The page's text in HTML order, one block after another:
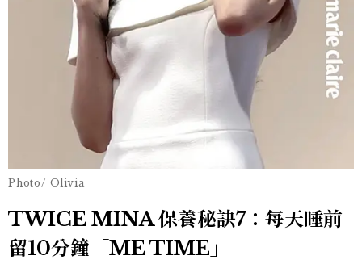
Photo/ Olivia
TWICE MINA 保養秘訣7：每天睡前
留10分鐘「ME TIME」